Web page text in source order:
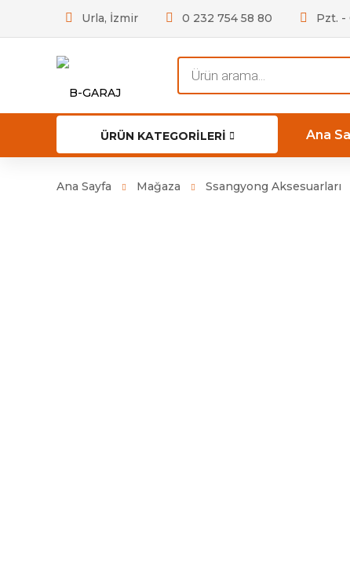
Urla, İzmir 0 232 754 58 80 Pzt. -
Products
search
ÜRÜN KATEGORILERI Ana
Ana Sayfa Mağaza Ssangyong Aksesuarları